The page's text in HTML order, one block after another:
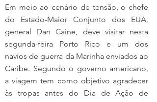
Em meio ao cenário de tensão, o chefe
do Estado-Maior Conjunto dos EUA,
general Dan Caine, deve visitar nesta
segunda-feira Porto Rico e um dos
navios de guerra da Marinha enviados ao
Caribe. Segundo o governo americano,
a viagem tem como objetivo agradecer
às tropas antes do Dia de Ação de